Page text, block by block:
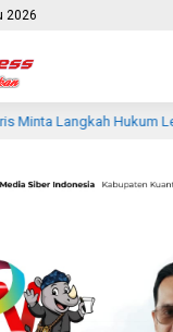
2026
Hukum Lebih Tegas